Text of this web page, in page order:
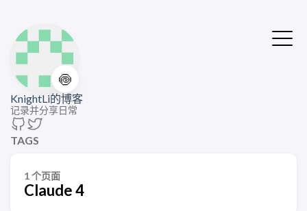
🍥
KnightLi的博客
记录并分享日常
TAGS
1 个页面
Claude 4